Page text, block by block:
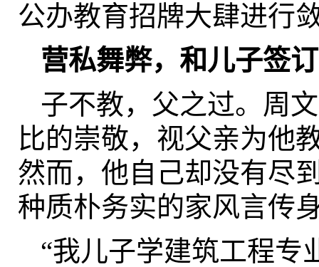
公办教育招牌大肆进行
营私舞弊，和儿子签
子不教，父之过。周
比的崇敬，视父亲为他
然而，他自己却没有尽
种质朴务实的家风言传
“我儿子学建筑工程专